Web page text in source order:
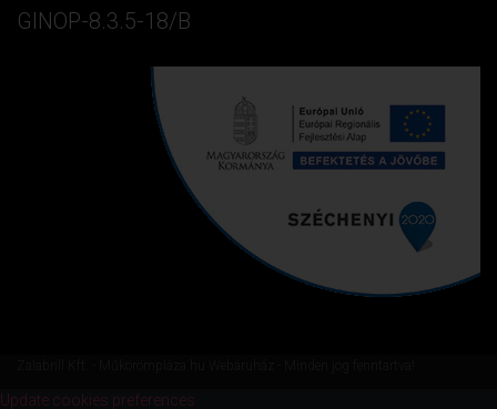
GINOP-8.3.5-18/B
Update cookies preferences